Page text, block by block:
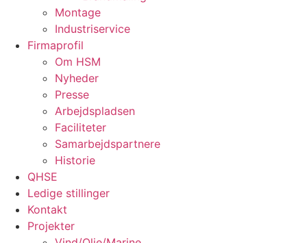
Montage
Industriservice
Firmaprofil
Om HSM
Nyheder
Presse
Arbejdspladsen
Faciliteter
Samarbejdspartnere
Historie
QHSE
Ledige stillinger
Kontakt
Projekter